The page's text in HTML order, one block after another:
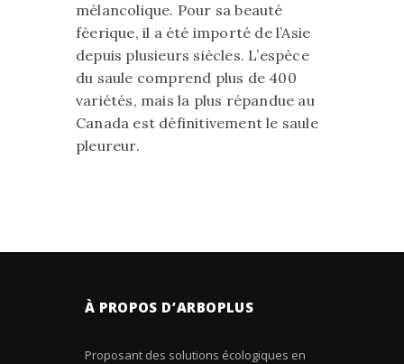
mélancolique. Pour sa beauté
féerique, il a été importé de l’Asie
depuis plusieurs siècles. L’espèce
du saule comprend plus de 400
variétés, mais la plus répandue au
Canada est définitivement le saule
pleureur.
À PROPOS D’ARBOPLUS
Proposant des solutions écologiques en